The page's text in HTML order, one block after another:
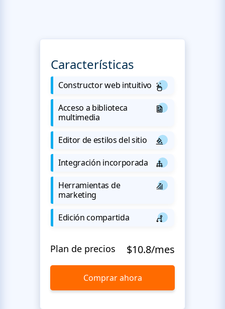
Características
Constructor web intuitivo
Acceso a biblioteca
multimedia
Editor de estilos del sitio
Integración incorporada
Herramientas de
marketing
Edición compartida
Plan de precios $10.8/mes
Comprar ahora